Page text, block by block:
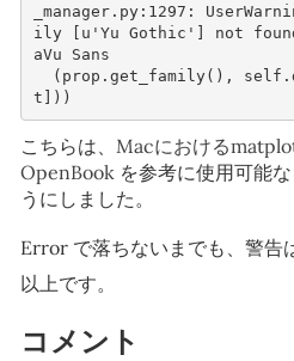
_manager.py:1297:
ily [u'Yu Gothic'] not
aVu Sans
t]))
こちらは、 Macにおける
OpenBook を参考に使用可能
うにしました。
Error で落ちないまでも、警告
以上です。
コメント